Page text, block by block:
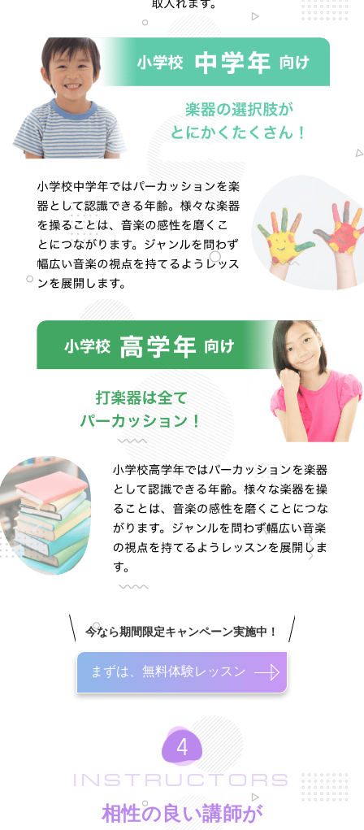
今なら期間限定キャンペーン実施中！
まずは、無料体験レッスン
INSTRUCTORS
相性の良い講師が